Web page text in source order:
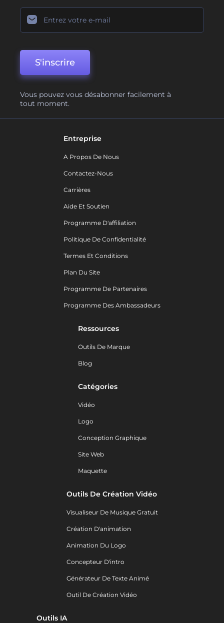
S'inscrire
Vous pouvez vous désabonner facilement à
tout moment.
Entreprise
A Propos De Nous
Contactez-Nous
Carrières
Aide Et Soutien
Programme D'affiliation
Politique De Confidentialité
Termes Et Conditions
Plan Du Site
Programme De Partenaires
Programme Des Ambassadeurs
Ressources
Outils De Marque
Blog
Catégories
Vidéo
Logo
Conception Graphique
Site Web
Maquette
Outils De Création Vidéo
Visualiseur De Musique Gratuit
Création D'animation
Animation Du Logo
Concepteur D'intro
Générateur De Texte Animé
Outil De Création Vidéo
Outils IA